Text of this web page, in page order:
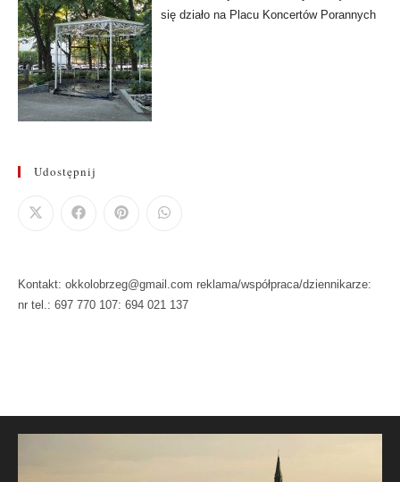
się działo na Placu Koncertów Porannych
Udostępnij
Kontakt: okkolobrzeg@gmail.com reklama/współpraca/dziennikarze:
nr tel.: 697 770 107: 694 021 137